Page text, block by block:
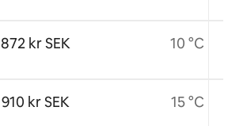
872 kr SEK
910 kr SEK
10 °C
15 °C